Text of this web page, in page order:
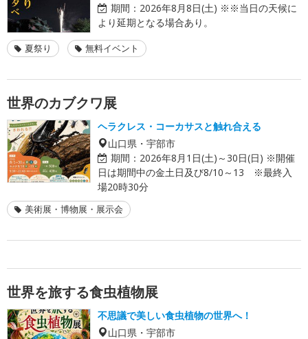
期間： 2026年8月8日(土) ※※当日の天候に
より延期となる場合あり。
夏祭り 無料イベント
世界のカブクワ展
ヘラクレス・コーカサスと触れ合える
山口県・宇部市
期間： 2026年8月1日(土)～30日(日) ※開催
日は期間中の金土日及び8/10～13 ※最終入
場20時30分
美術展・博物展・展示会
世界を旅する食虫植物展
不思議で美しい食虫植物の世界へ！
山口県・宇部市